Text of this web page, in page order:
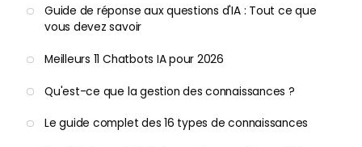
Guide de réponse aux questions d'IA : Tout ce que
vous devez savoir
Meilleurs 11 Chatbots IA pour 2026
Qu'est-ce que la gestion des connaissances ?
Le guide complet des 16 types de connaissances